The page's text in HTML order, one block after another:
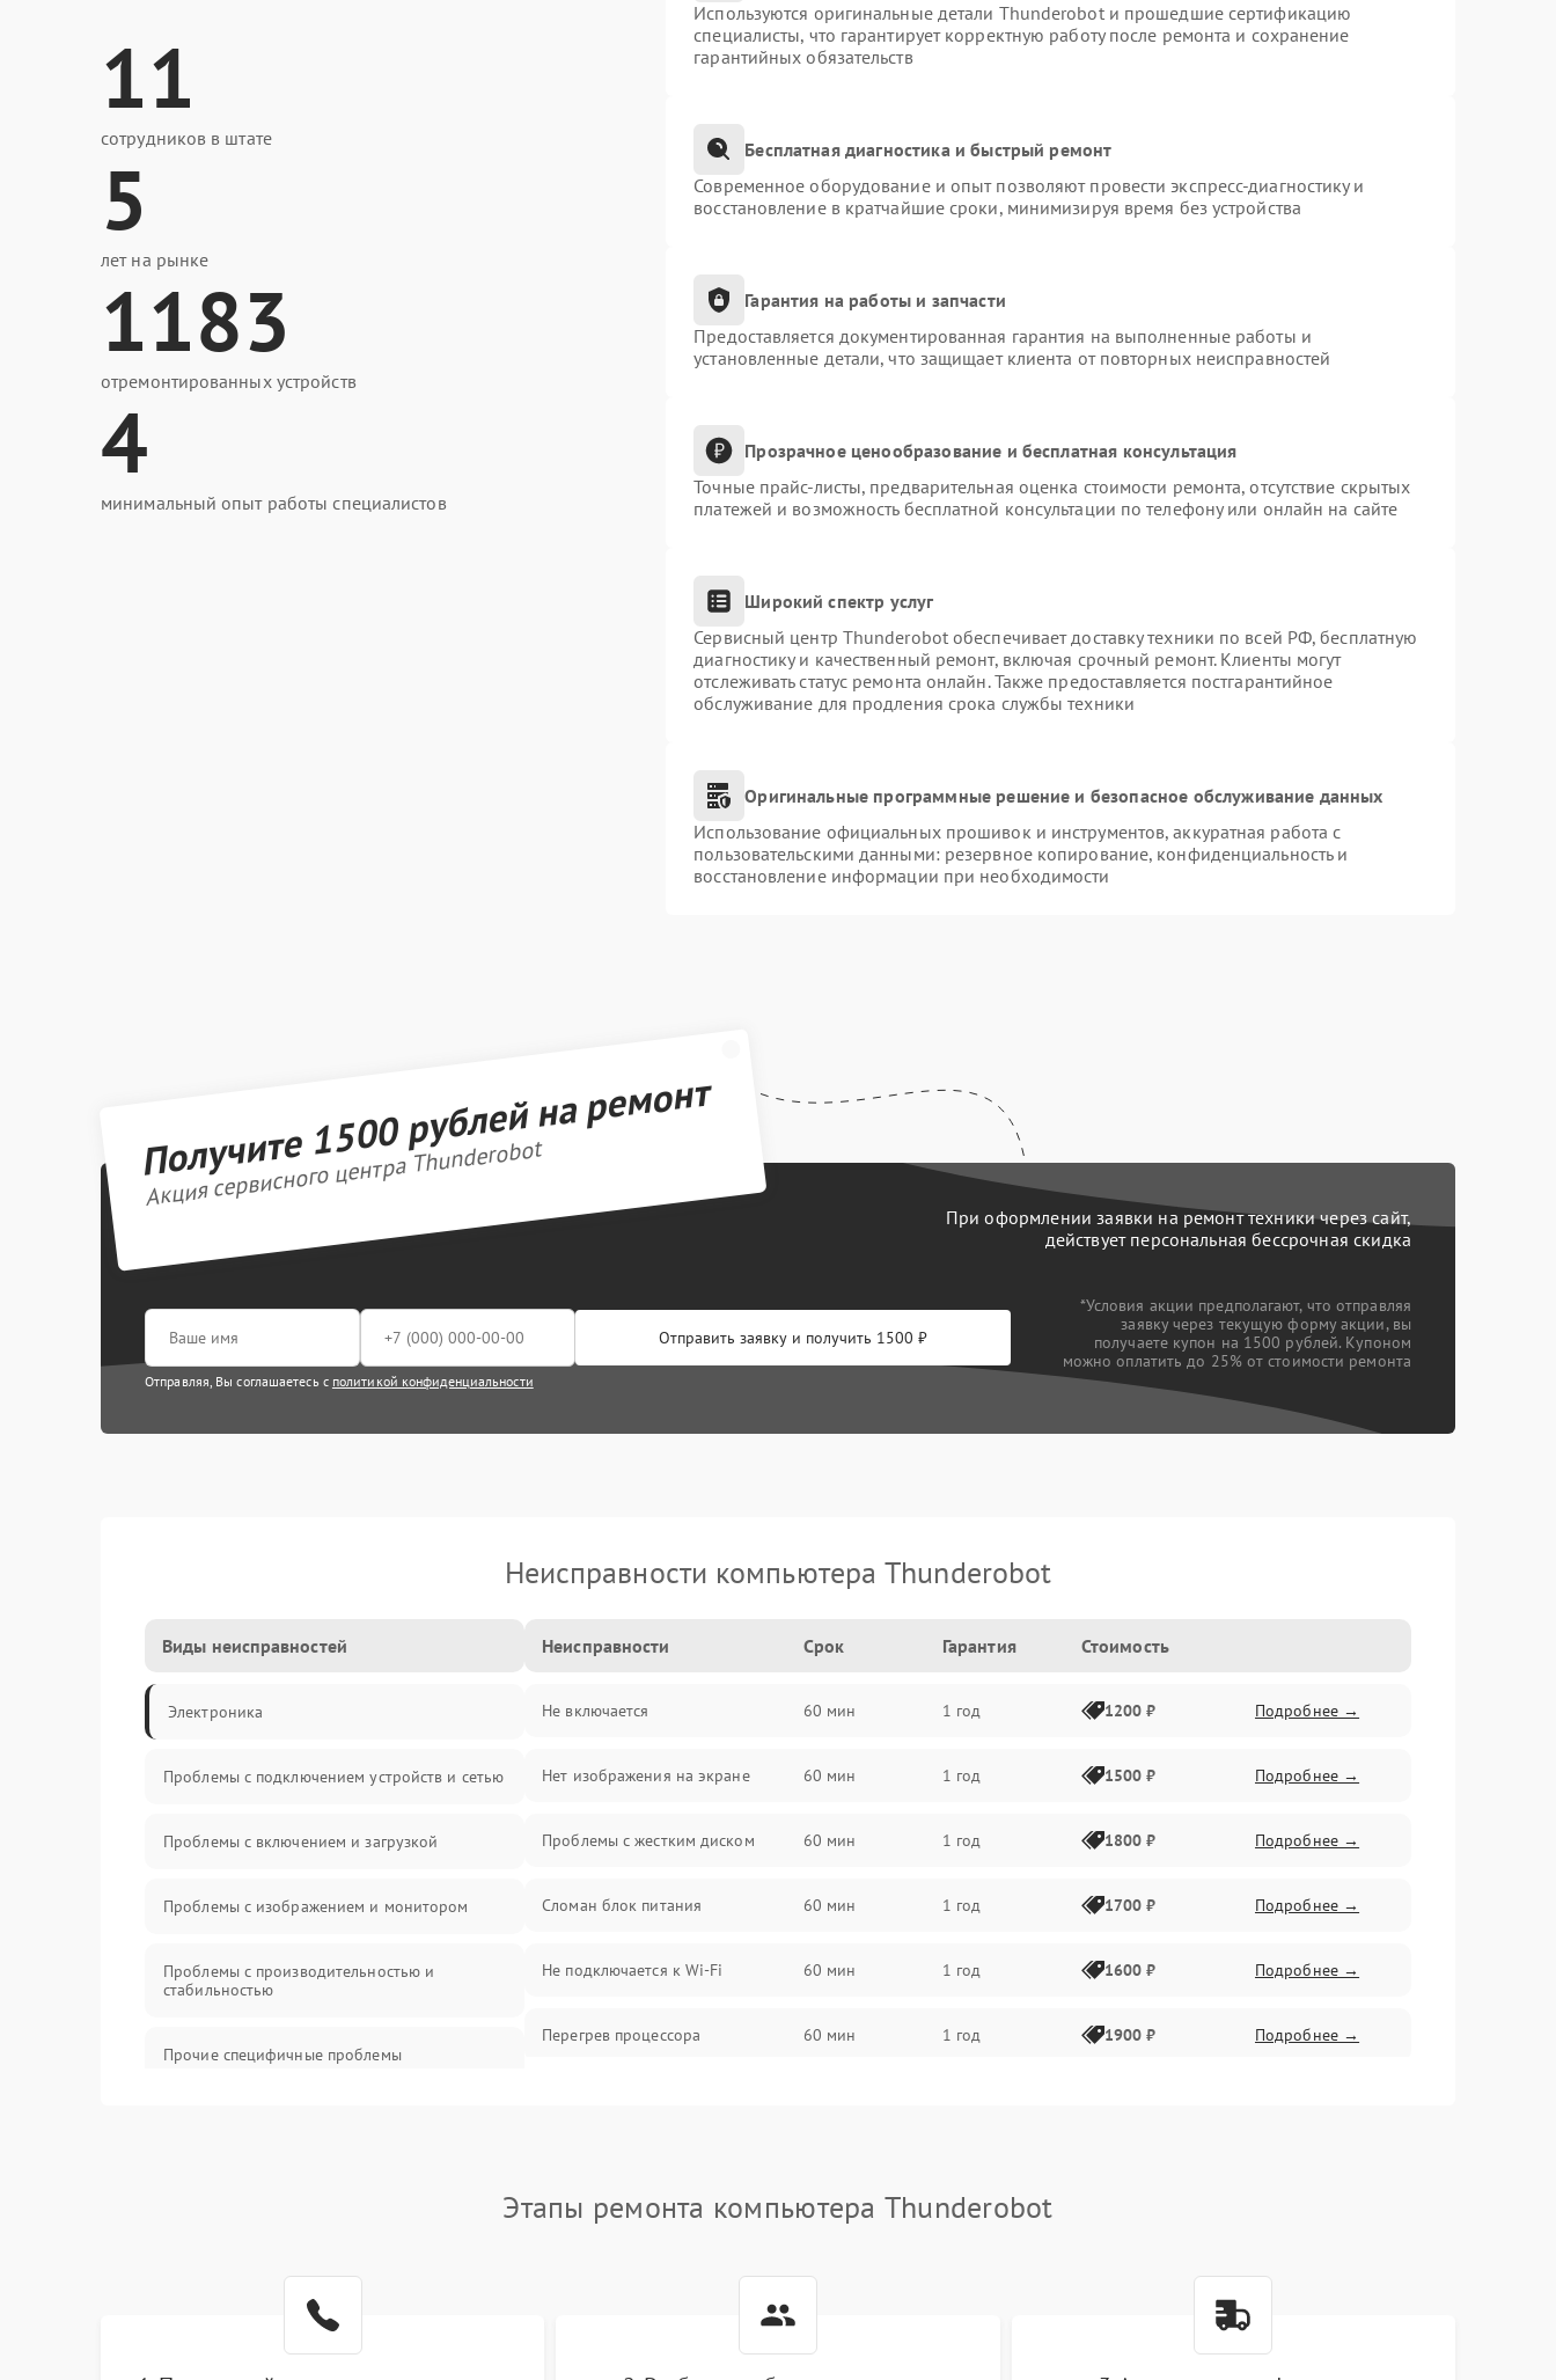
11
сотрудников в штате
5
лет на рынке
1183
отремонтированных устройств
4
минимальный опыт работы специалистов
Используются оригинальные детали Thunderobot и прошедшие сертификацию
специалисты, что гарантирует корректную работу после ремонта и сохранение
гарантийных обязательств
Бесплатная диагностика и быстрый ремонт
Современное оборудование и опыт позволяют провести экспресс-диагностику и
восстановление в кратчайшие сроки, минимизируя время без устройства
Гарантия на работы и запчасти
Предоставляется документированная гарантия на выполненные работы и
установленные детали, что защищает клиента от повторных неисправностей
Прозрачное ценообразование и бесплатная консультация
Точные прайс-листы, предварительная оценка стоимости ремонта, отсутствие скрытых
платежей и возможность бесплатной консультации по телефону или онлайн на сайте
Широкий спектр услуг
Сервисный центр Thunderobot обеспечивает доставку техники по всей РФ, бесплатную
диагностику и качественный ремонт, включая срочный ремонт. Клиенты могут
отслеживать статус ремонта онлайн. Также предоставляется постгарантийное
обслуживание для продления срока службы техники
Оригинальные программные решение и безопасное обслуживание данных
Использование официальных прошивок и инструментов, аккуратная работа с
пользовательскими данными: резервное копирование, конфиденциальность и
восстановление информации при необходимости
Получите 1500 рублей на ремонт
Акция сервисного центра Thunderobot
При оформлении заявки на ремонт техники через сайт,
действует персональная бессрочная скидка
Отправить заявку и получить 1500 ₽
Отправляя, Вы соглашаетесь с политикой конфиденциальности
*Условия акции предполагают, что отправляя
заявку через текущую форму акции, вы
получаете купон на 1500 рублей. Купоном
можно оплатить до 25% от стоимости ремонта
Неисправности компьютера Thunderobot
Виды неисправностей
Электроника
Проблемы с подключением устройств и сетью
Проблемы с включением и загрузкой
Проблемы с изображением и монитором
Проблемы с производительностью и
стабильностью
Прочие специфичные проблемы
Неисправности Срок Гарантия Стоимость
Не включается 60 мин 1 год 1200 ₽ Подробнее →
Нет изображения на экране 60 мин 1 год 1500 ₽ Подробнее →
Проблемы с жестким диском 60 мин 1 год 1800 ₽ Подробнее →
Сломан блок питания 60 мин 1 год 1700 ₽ Подробнее →
Не подключается к Wi-Fi 60 мин 1 год 1600 ₽ Подробнее →
Перегрев процессора 60 мин 1 год 1900 ₽ Подробнее →
Ошибки в работе оперативной
Этапы ремонта компьютера Thunderobot